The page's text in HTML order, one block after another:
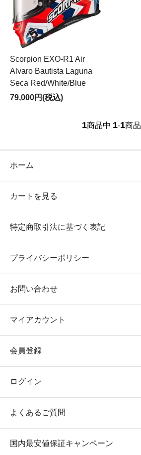
Scorpion EXO-R1 Air
Alvaro Bautista Laguna
Seca Red/White/Blue
79,000円(税込)
1商品中 1-1商品
ホーム
カートを見る
特定商取引法に基づく表記
プライバシーポリシー
お問い合わせ
マイアカウント
会員登録
ログイン
よくあるご質問
国内最安値保証キャンペーン